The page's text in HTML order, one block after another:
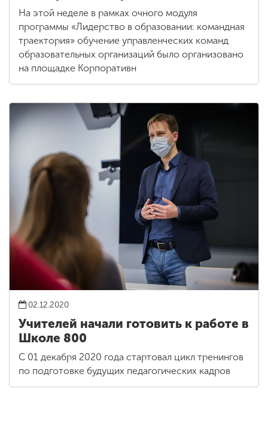
На этой неделе в рамках очного модуля
программы «Лидерство в образовании: командная
траектория» обучение управленческих команд
образовательных организаций было организовано
на площадке Корпоративн
02.12.2020
Учителей начали готовить к работе в
Школе 800
С 01 декабря 2020 года стартовал цикл тренингов
по подготовке будущих педагогических кадров